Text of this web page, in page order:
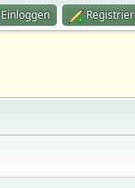
Einloggen